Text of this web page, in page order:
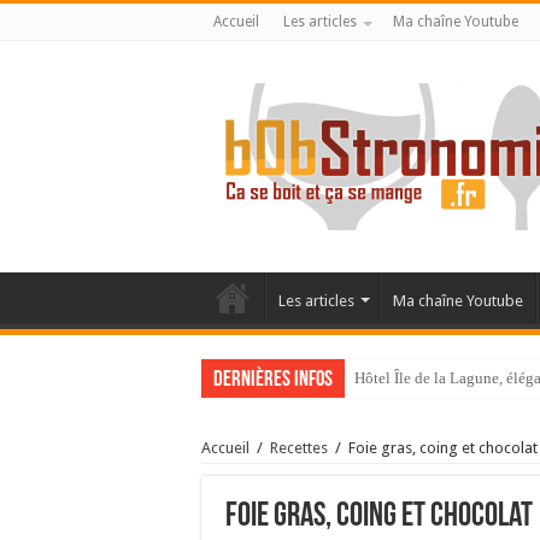
Accueil Les articles Ma chaîne Youtube
Les articles Ma chaîne Youtube
Dernières infos Hôtel Île de la Lagune,
La Villa Duflot, pépite
Accueil / Recettes / Foie gras, coing et chocolat
Foie gras, coing et chocolat